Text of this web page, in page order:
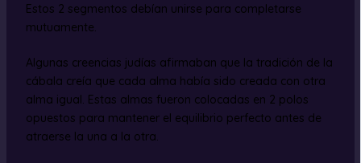
Estos 2 segmentos debían unirse para completarse
mutuamente.
Algunas creencias judías afirmaban que la tradición de la
cábala creía que cada alma había sido creada con otra
alma igual. Estas almas fueron colocadas en 2 polos
opuestos para mantener el equilibrio perfecto antes de
atraerse la una a la otra.